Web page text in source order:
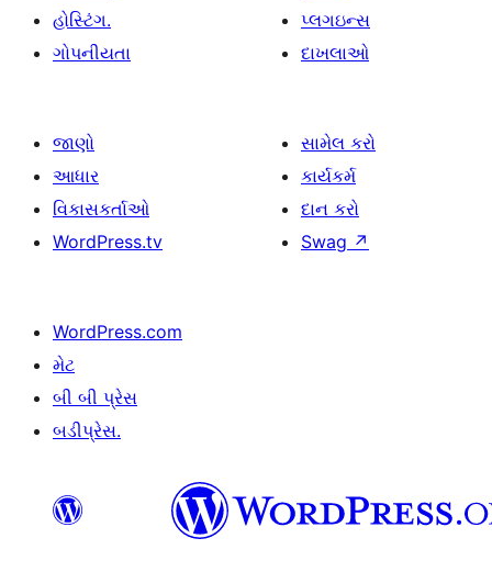
હોસ્ટિંગ.
ગોપનીયતા
પ્લગઇન્સ
દાખલાઓ
જાણો
આધાર
વિકાસકર્તાઓ
WordPress.tv
સામેલ કરો
કાર્યકર્મ
દાન કરો
Swag ↗
WordPress.com
મેટ
બી બી પ્રેસ
બડીપ્રેસ.